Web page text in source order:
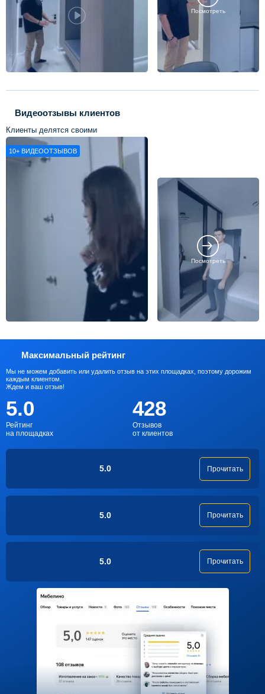
Посмотреть
Видеоотзывы клиентов
Клиенты делятся своими
впечатлениями о нашей работе
10+ ВИДЕООТЗЫВОВ
Посмотреть
Максимальный рейтинг
Мы не можем добавить или удалить отзыв на этих площадках, поэтому дорожим
каждым клиентом.
Ждем и ваш отзыв!
5.0
Рейтинг
на площадках
428
Отзывов
от клиентов
5.0 Прочитать
5.0 Прочитать
5.0 Прочитать